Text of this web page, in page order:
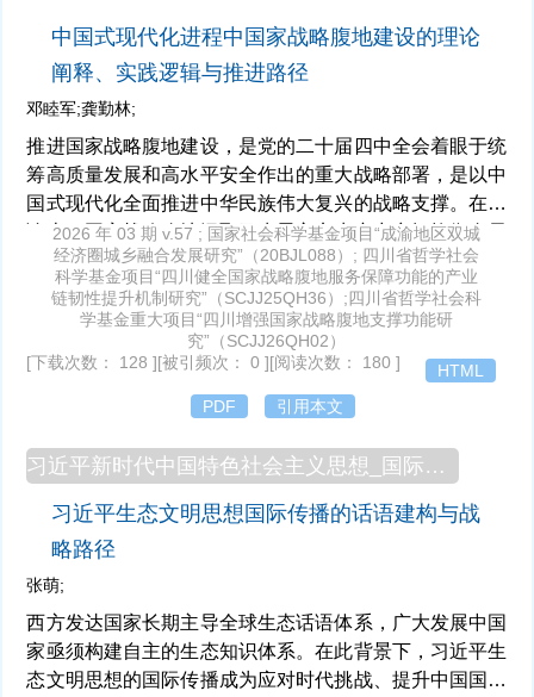
动城市从外延式扩张转变为内涵式增长，助推现代化人民
城市建设。
中国式现代化进程中国家战略腹地建设的理论
阐释、实践逻辑与推进路径
邓睦军;龚勤林;
推进国家战略腹地建设，是党的二十届四中全会着眼于统
筹高质量发展和高水平安全作出的重大战略部署，是以中
国式现代化全面推进中华民族伟大复兴的战略支撑。在理
论上，国家战略腹地汲取马克思主义生产力空间均衡布局
理论精髓，具有拓展生产力布局战略纵深的新时代大后方
空间属性，蕴含协调区域经济发展、强化关键产业控制、
拓展内外循环空间的重要功能。在实践上，国家战略腹地
建设的行动逻辑主要体现为：优化重大生产力布局促进区
域经济高质量协调发展，建设关键产业备份提升产业链供
应链韧性和安全水平，构筑向西开放战略新高地推动双循
战略腹地建设，应培育具有地域优势的战略性新兴产业和
未来产业，强化安全可控的关键产业备份与战略物资储备
能力，打造国内国际双循环链接的腹地开放型经济体系。
2026 年 03 期 v.57 ; 国家社会科学基金项目“成渝地区双城
经济圈城乡融合发展研究”（20BJL088）; 四川省哲学社会
科学基金项目“四川健全国家战略腹地服务保障功能的产业
链韧性提升机制研究”（SCJJ25QH36）;四川省哲学社会科
学基金重大项目“四川增强国家战略腹地支撑功能研
究”（SCJJ26QH02）
[下载次数： 128 ][被引频次： 0 ][阅读次数： 180 ]
HTML
PDF
引用本文
习近平新时代中国特色社会主义思想_国际话语权建设
习近平生态文明思想国际传播的话语建构与战
略路径
张萌;
西方发达国家长期主导全球生态话语体系，广大发展中国
家亟须构建自主的生态知识体系。在此背景下，习近平生
态文明思想的国际传播成为应对时代挑战、提升中国国际